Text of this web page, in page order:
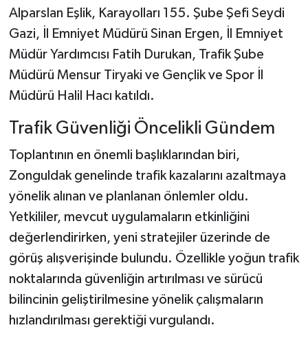
Alparslan Eşlik, Karayolları 155. Şube Şefi Seydi
Gazi, İl Emniyet Müdürü Sinan Ergen, İl Emniyet
Müdür Yardımcısı Fatih Durukan, Trafik Şube
Müdürü Mensur Tiryaki ve Gençlik ve Spor İl
Müdürü Halil Hacı katıldı.
Trafik Güvenliği Öncelikli Gündem
Toplantının en önemli başlıklarından biri,
Zonguldak genelinde trafik kazalarını azaltmaya
yönelik alınan ve planlanan önlemler oldu.
Yetkililer, mevcut uygulamaların etkinliğini
değerlendirirken, yeni stratejiler üzerinde de
görüş alışverişinde bulundu. Özellikle yoğun trafik
noktalarında güvenliğin artırılması ve sürücü
bilincinin geliştirilmesine yönelik çalışmaların
hızlandırılması gerektiği vurgulandı.
Ulusal Haberler
Siyaset Haberleri
Dünya Haberleri
Yerel Haberler
Haber Arşivi